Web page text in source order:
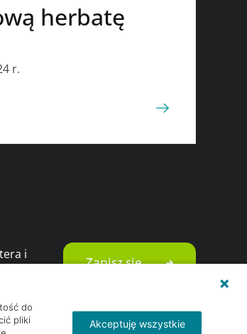
herbatę
r.
i
Zapisz się
do
pliki
Akceptuję wszystkie